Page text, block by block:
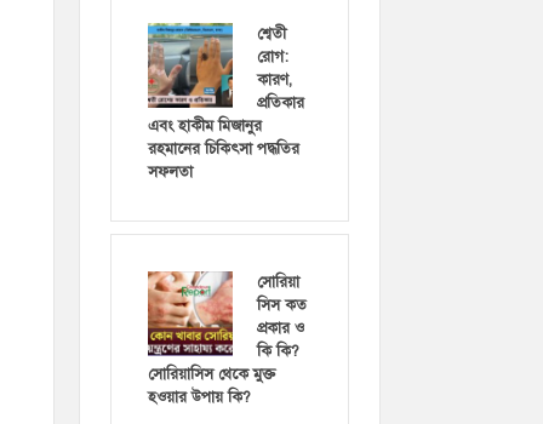
শ্বেতী
রোগ:
কারণ,
প্রতিকার
এবং হাকীম মিজানুর
রহমানের চিকিৎসা পদ্ধতির
সফলতা
সোরিয়া
সিস কত
প্রকার ও
কি কি?
সোরিয়াসিস থেকে মুক্ত
হওয়ার উপায় কি?